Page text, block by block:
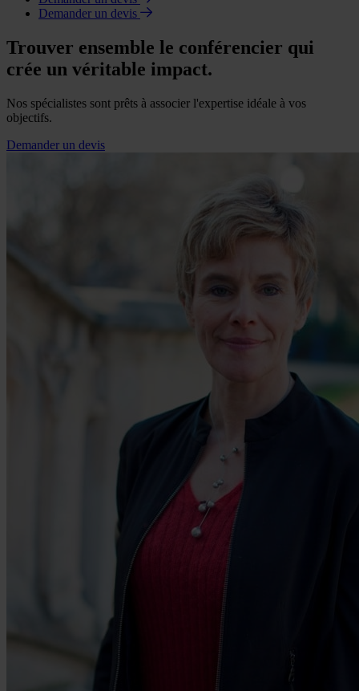
Demander un devis
Trouver ensemble le conférencier qui
crée un véritable impact.
Nos spécialistes sont prêts à associer l'expertise idéale à vos
objectifs.
Demander un devis